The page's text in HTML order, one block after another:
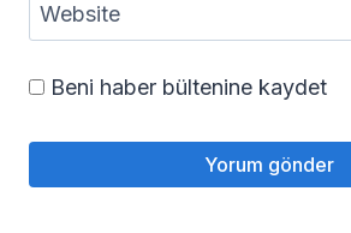
Website
Beni haber bültenine kaydet